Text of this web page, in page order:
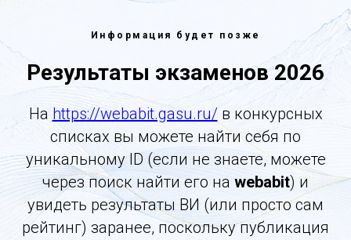
Информация будет позже
Результаты экзаменов 2026
На https://webabit.gasu.ru/в конкурсных
списках вы можете найти себя по
уникальному ID (если не знаете, можете
через поиск найти его на webabit) и
увидеть результаты ВИ (или просто сам
рейтинг) заранее, поскольку публикация